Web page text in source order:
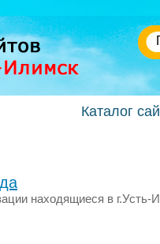
Каталог
находящиеся в г.Усть-